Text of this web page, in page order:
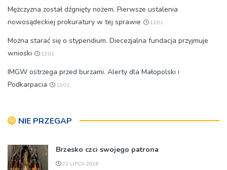
Mężczyzna został dźgnięty nożem. Pierwsze ustalenia
nowosądeckiej prokuratury w tej sprawie
13:01
Można starać się o stypendium. Diecezjalna fundacja przyjmuje
wnioski
13:01
IMGW ostrzega przed burzami. Alerty dla Małopolski i
Podkarpacia
13:01
NIE PRZEGAP
Brzesko czci swojego patrona
22 LIPCA 2026